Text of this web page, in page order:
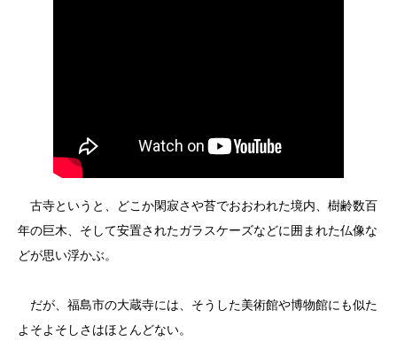
古寺というと、どこか閑寂さや苔でおおわれた境内、樹齢数百
年の巨木、そして安置されたガラスケーズなどに囲まれた仏像な
どが思い浮かぶ。
だが、福島市の大蔵寺には、そうした美術館や博物館にも似た
よそよそしさはほとんどない。